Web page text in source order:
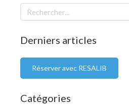
Rechercher
Derniers articles
Réserver avec RESALIB
Catégories